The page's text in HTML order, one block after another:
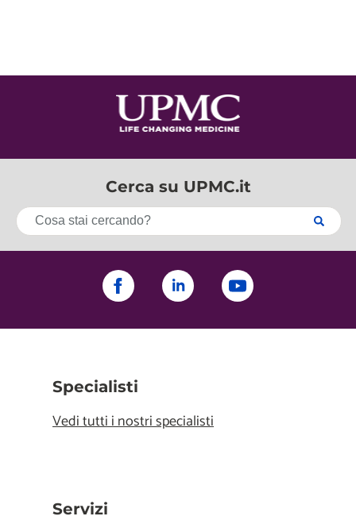
Cerca su UPMC.it
Specialisti
Vedi tutti i nostri specialisti
Servizi